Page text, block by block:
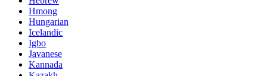
Hmong
Hungarian
Icelandic
Igbo
Javanese
Kannada